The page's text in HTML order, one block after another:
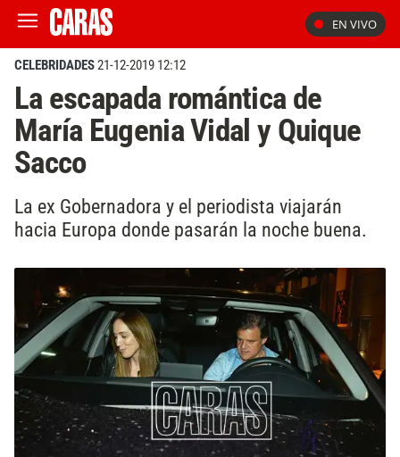
EN VIVO
CELEBRIDADES21-12-2019 12:12
La escapada romántica de
María Eugenia Vidal y Quique
Sacco
La ex Gobernadora y el periodista viajarán
hacia Europa donde pasarán la noche buena.